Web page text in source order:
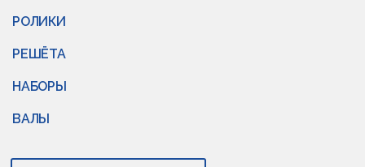
РОЛИКИ
РЕШЁТА
НАБОРЫ
ВАЛЫ